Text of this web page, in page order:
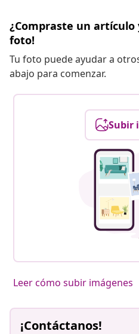
¿Compraste un artículo
foto!
Tu foto puede ayudar a
abajo para comenzar.
Subir
Leer cómo subir imágenes
¡Contáctanos!